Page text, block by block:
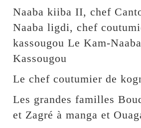
Naaba kiiba II, chef
Naaba ligdi, chef
kassougou Le Kam-
Kassougou
Le chef coutumier de
Les grandes familles
et Zagré à manga et